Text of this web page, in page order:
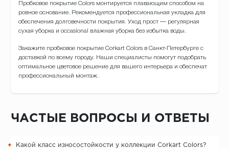
Пробковое покрытие Colors монтируется плавающим способом на
ровное основание. Рекомендуется профессиональная укладка для
обеспечения долговечности покрытия. Уход прост — регулярная
сухая уборка и occasional влажная уборка без избытка воды.
Закажите пробковое покрытие Corkart Colors в Санкт-Петербурге с
доставкой по всему городу. Наши специалисты помогут подобрать
оптимальное цветовое решение для вашего интерьера и обеспечат
профессиональный монтаж.
ЧАСТЫЕ ВОПРОСЫ И ОТВЕТЫ
Какой класс износостойкости у коллекции Corkart Colors?